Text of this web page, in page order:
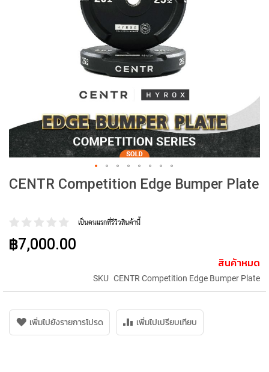
CENTR Competition Edge Bumper Plate
เป็นคนแรกที่รีวิวสินค้านี้
฿7,000.00
สินค้าหมด
SKU CENTR Competition Edge Bumper Plate
เพิ่มไปยังรายการโปรด เพิ่มไปเปรียบเทียบ